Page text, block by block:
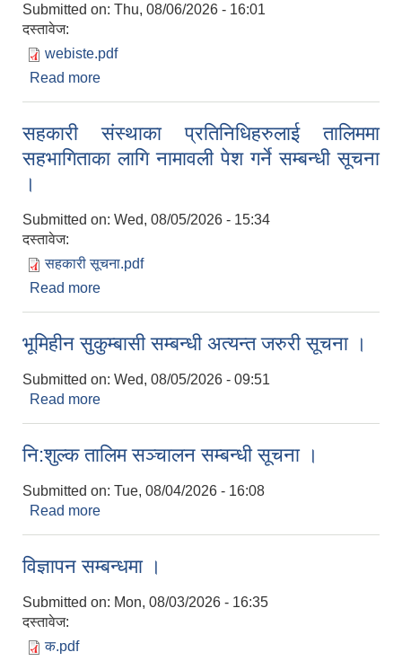
Submitted on: Thu, 08/06/2026 - 16:01
दस्तावेज:
webiste.pdf
Read more
सहकारी संस्थाका प्रतिनिधिहरुलाई तालिममा
सहभागिताका लागि नामावली पेश गर्ने सम्बन्धी सूचना
।
Submitted on: Wed, 08/05/2026 - 15:34
दस्तावेज:
सहकारी सूचना.pdf
Read more
भूमिहीन सुकुम्बासी सम्बन्धी अत्यन्त जरुरी सूचना ।
Submitted on: Wed, 08/05/2026 - 09:51
Read more
नि:शुल्क तालिम सञ्चालन सम्बन्धी सूचना ।
Submitted on: Tue, 08/04/2026 - 16:08
Read more
विज्ञापन सम्बन्धमा ।
Submitted on: Mon, 08/03/2026 - 16:35
दस्तावेज:
क.pdf